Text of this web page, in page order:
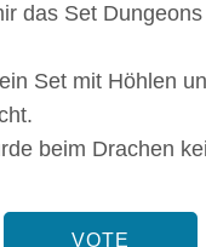
das Set
Set mit Höhlen
beim Drachen